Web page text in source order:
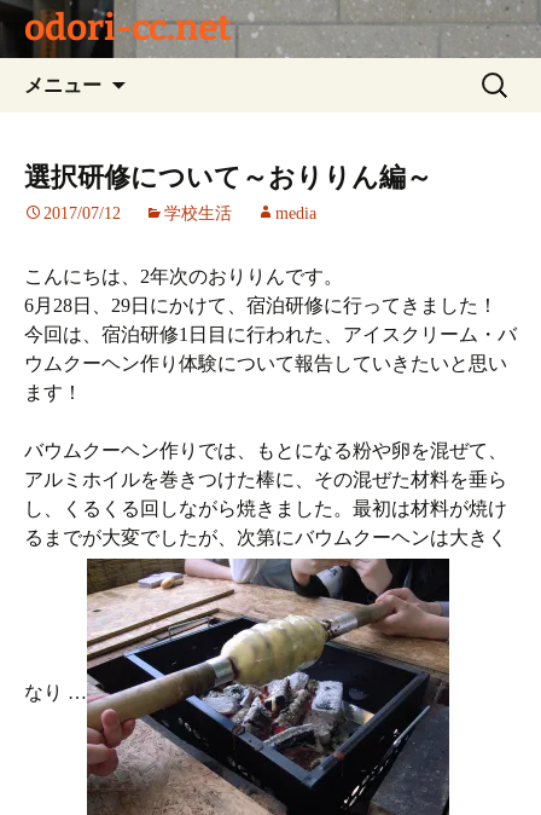
odori-cc.net
メニュー
ツ
キ
ッ
プ
検
索:
選択研修について～おりりん編～
2017/07/12 学校生活 media
こんにちは、2年次のおりりんです。
6月28日、29日にかけて、宿泊研修に行ってきました！
今回は、宿泊研修1日目に行われた、アイスクリーム・バ
ウムクーヘン作り体験について報告していきたいと思い
ます！
バウムクーヘン作りでは、もとになる粉や卵を混ぜて、
アルミホイルを巻きつけた棒に、その混ぜた材料を垂ら
し、くるくる回しながら焼きました。最初は材料が焼け
るまでが大変でしたが、次第にバウムクーヘンは大きく
なり …